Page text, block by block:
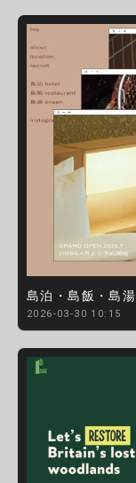
島泊・島飯・島湯
2026-03-30 10:15